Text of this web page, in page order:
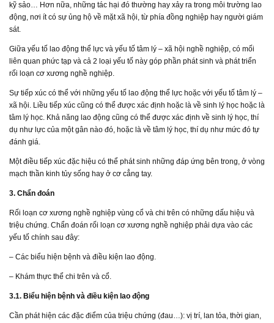
kỹ sảo… Hơn nữa, những tác hại đó thường hay xảy ra trong môi trường lao
động, nơi ít có sự ủng hộ về mặt xã hội, từ phía đồng nghiệp hay người giám
sát.
Giữa yếu tố lao động thể lực và yếu tố tâm lý – xã hội nghề nghiệp, có mối
liên quan phức tạp và cả 2 loại yếu tố này góp phần phát sinh và phát triển
rối loạn cơ xương nghề nghiệp.
Sự tiếp xúc có thể với những yếu tố lao động thể lực hoặc với yếu tố tâm lý –
xã hội. Liều tiếp xúc cũng có thể được xác định hoặc là về sinh lý học hoặc là
tâm lý học. Khả năng lao động cũng có thể được xác định về sinh lý học, thí
dụ như lực của một gân nào đó, hoặc là về tâm lý học, thí dụ như mức đó tự
đánh giá.
Một điều tiếp xúc đặc hiệu có thể phát sinh những đáp ứng bên trong, ở vòng
mạch thần kinh tủy sống hay ở cơ cẳng tay.
3. Chẩn đoán
Rối loạn cơ xương nghề nghiệp vùng cổ và chi trên có những dấu hiệu và
triệu chứng. Chẩn đoán rối loạn cơ xương nghề nghiệp phải dựa vào các
yếu tố chính sau đây:
– Các biểu hiện bệnh và điều kiện lao động.
– Khám thực thể chi trên và cổ.
3.1. Biểu hiện bệnh và điều kiện lao động
Cần phát hiện các đặc điểm của triệu chứng (đau…): vị trí, lan tỏa, thời gian,